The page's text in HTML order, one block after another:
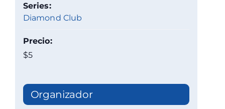
Series:
Diamond Club
Precio:
$5
Organizador